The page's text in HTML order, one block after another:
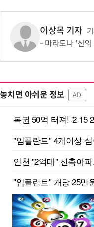
이상목 기자
마라도나 '신의 손' 축구
놓치면 아쉬운 정보 AD